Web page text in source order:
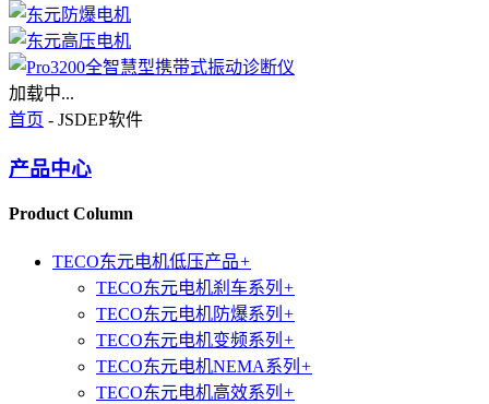
加载中...
首页 - JSDEP软件
产品中心
Product Column
TECO东元电机低压产品+
TECO东元电机刹车系列 +
TECO东元电机防爆系列 +
TECO东元电机变频系列 +
TECO东元电机NEMA系列 +
TECO东元电机高效系列 +